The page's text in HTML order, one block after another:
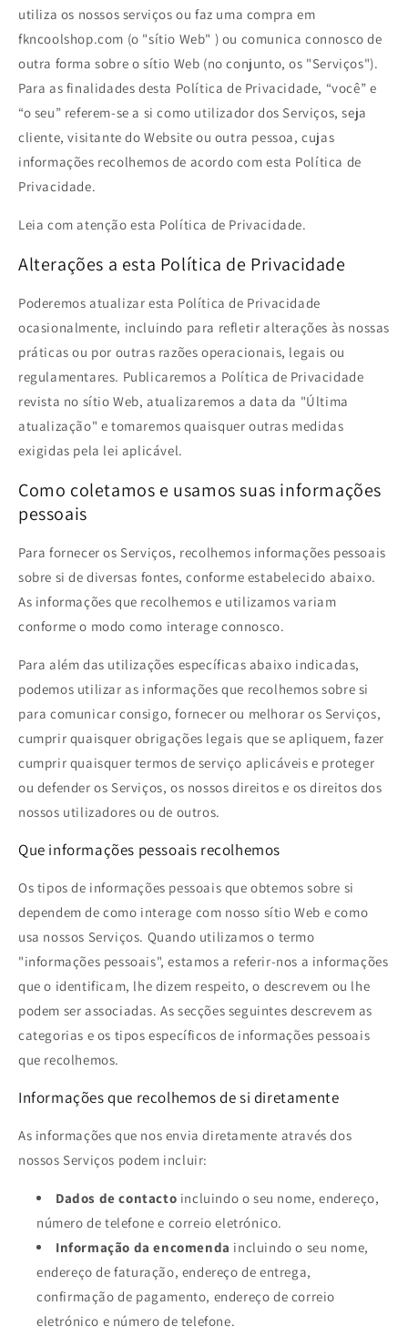
utiliza os nossos serviços ou faz uma compra em
fkncoolshop.com (o "sítio Web" ) ou comunica connosco de
outra forma sobre o sítio Web (no conjunto, os "Serviços").
Para as finalidades desta Política de Privacidade, “você” e
“o seu” referem-se a si como utilizador dos Serviços, seja
cliente, visitante do Website ou outra pessoa, cujas
informações recolhemos de acordo com esta Política de
Privacidade.
Leia com atenção esta Política de Privacidade.
Alterações a esta Política de Privacidade
Poderemos atualizar esta Política de Privacidade
ocasionalmente, incluindo para refletir alterações às nossas
práticas ou por outras razões operacionais, legais ou
regulamentares. Publicaremos a Política de Privacidade
revista no sítio Web, atualizaremos a data da "Última
atualização" e tomaremos quaisquer outras medidas
exigidas pela lei aplicável.
Como coletamos e usamos suas informações
pessoais
Para fornecer os Serviços, recolhemos informações pessoais
sobre si de diversas fontes, conforme estabelecido abaixo.
As informações que recolhemos e utilizamos variam
conforme o modo como interage connosco.
Para além das utilizações específicas abaixo indicadas,
podemos utilizar as informações que recolhemos sobre si
para comunicar consigo, fornecer ou melhorar os Serviços,
cumprir quaisquer obrigações legais que se apliquem, fazer
cumprir quaisquer termos de serviço aplicáveis e proteger
ou defender os Serviços, os nossos direitos e os direitos dos
nossos utilizadores ou de outros.
Que informações pessoais recolhemos
Os tipos de informações pessoais que obtemos sobre si
dependem de como interage com nosso sítio Web e como
usa nossos Serviços. Quando utilizamos o termo
"informações pessoais", estamos a referir-nos a informações
que o identificam, lhe dizem respeito, o descrevem ou lhe
podem ser associadas. As secções seguintes descrevem as
categorias e os tipos específicos de informações pessoais
que recolhemos.
Informações que recolhemos de si diretamente
As informações que nos envia diretamente através dos
nossos Serviços podem incluir:
Dados de contacto incluindo o seu nome, endereço,
número de telefone e correio eletrónico.
Informação da encomenda incluindo o seu nome,
endereço de faturação, endereço de entrega,
confirmação de pagamento, endereço de correio
eletrónico e número de telefone.